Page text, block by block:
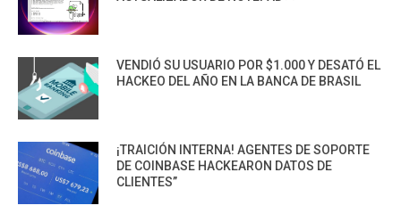
VENDIÓ SU USUARIO POR $1.000 Y DESATÓ EL
HACKEO DEL AÑO EN LA BANCA DE BRASIL
¡TRAICIÓN INTERNA! AGENTES DE SOPORTE
DE COINBASE HACKEARON DATOS DE
CLIENTES”